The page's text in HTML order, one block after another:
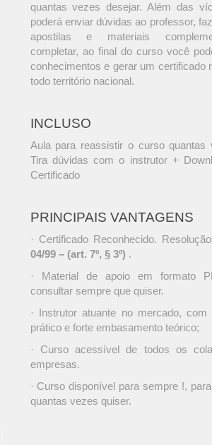
quantas vezes desejar. Além das
poderá enviar dúvidas ao professor,
apostilas e materiais
completar, ao final do curso você
conhecimentos e gerar um certificado
todo território nacional.
INCLUSO
Aula para reassistir o curso quantas
Tira dúvidas com o instrutor +
Certificado
PRINCIPAIS VANTAGENS
· Certificado Reconhecido. Resolução
04/99 – (art. 7º, § 3º) .
· Material de apoio em formato
consultar sempre que quiser.
· Instrutor atuante no mercado, com
prático e forte embasamento teórico;
· Curso acessível de todos os
empresas.
· Curso disponível para sempre !,
quantas vezes quiser.